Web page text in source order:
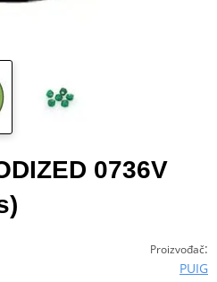
0736V
Proizvođač:
PUIG